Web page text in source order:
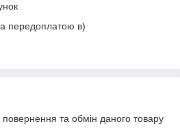
передоплатою в)
та обмін даного товару